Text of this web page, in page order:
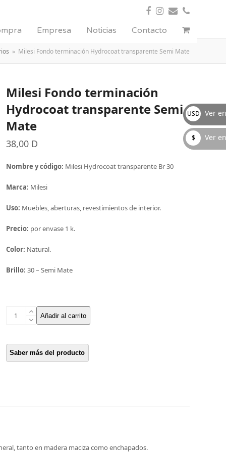
Facebook
Instagram
CorreoTeléfono
Empresa Noticias Contacto
» Milesi Fondo terminación Hydrocoat transparente Semi Mate
Milesi Fondo terminación
Hydrocoat transparente Semi
Mate
38,00 D
Nombre y código: Milesi Hydrocoat transparente Br 30
Marca: Milesi
Uso: Muebles, aberturas, revestimientos de interior.
Precio: por envase 1 k.
Color: Natural.
Brillo: 30 – Semi Mate
Hydrocoat
transparente
Semi
Añadir al carrito
tanto en madera maciza como enchapados.
USD
D
Ver
$
Uruguayos
Ver